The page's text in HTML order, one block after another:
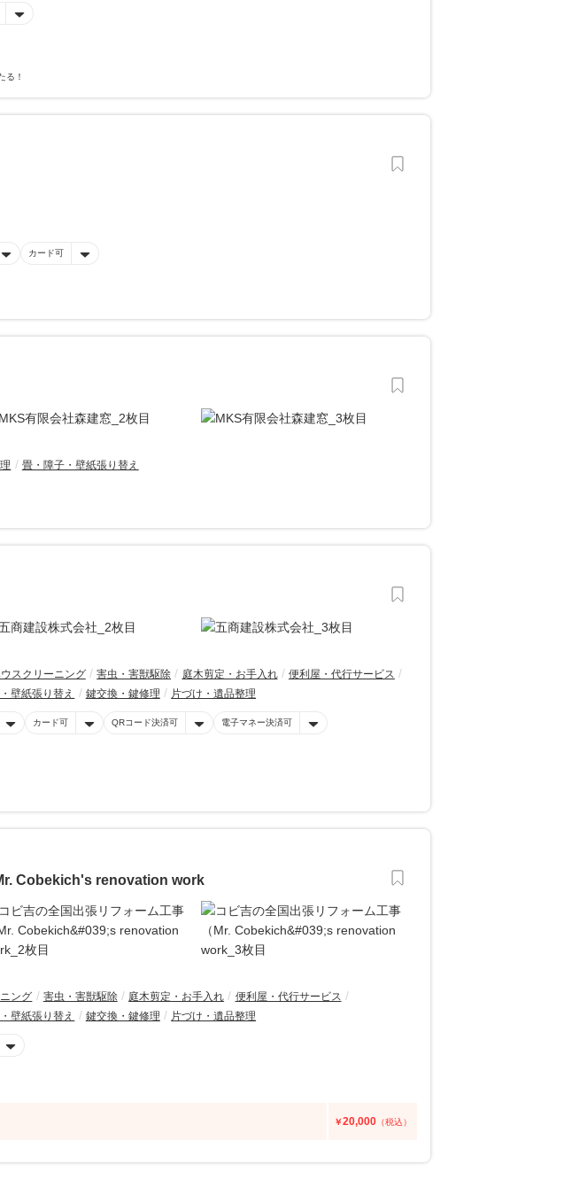
る！
カード可
畳・障子・壁紙張り替え
スクリーニング 害虫・害獣駆除 庭木剪定・お手入れ
便利屋・代行サービス
壁紙張り替え 鍵交換・鍵修理 片づけ・遺品整理
カード可 QRコード決済可 電子マネー決済可
Cobekich's renovation work
ング 害虫・害獣駆除 庭木剪定・お手入れ
便利屋・代行サービス
壁紙張り替え 鍵交換・鍵修理 片づけ・遺品整理
￥20,000 （税込）